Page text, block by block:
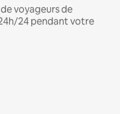
voyageurs de
24 pendant votre